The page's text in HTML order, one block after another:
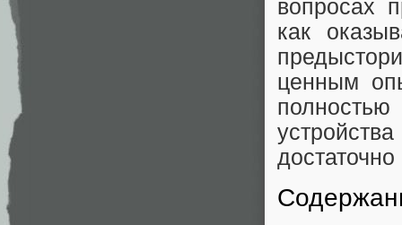
вопросах
как
ценным